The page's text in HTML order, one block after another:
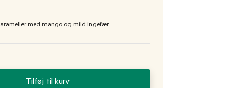
med mango og mild ingefær.
Tilføj til kurv